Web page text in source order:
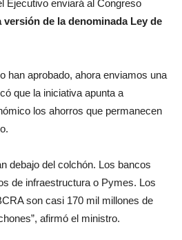
Ejecutivo enviará al Congreso
versión de la denominada Ley de
han aprobado, ahora enviamos una
que la iniciativa apunta a
los ahorros que permanecen
debajo del colchón. Los bancos
de infraestructura o Pymes. Los
son casi 170 mil millones de
afirmó el ministro.